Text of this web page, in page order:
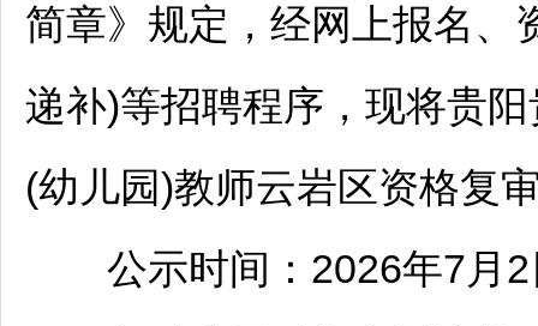
简章》规定，经网上报名、
递补)等招聘程序，现将贵阳
(幼儿园)教师云岩区资格复
公示时间：2026年7月2